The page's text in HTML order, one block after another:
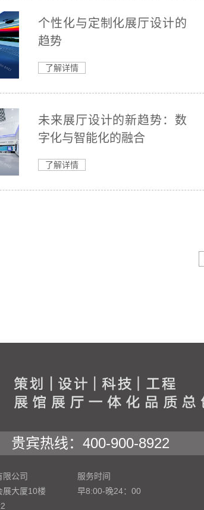
个性化与定制化展厅设计的
趋势
了解详情
未来展厅设计的新趋势：数
字化与智能化的融合
了解详情
贵宾热线：400-900-8922
限公司
展大厦10楼
服务时间
早8:00-晚24：00